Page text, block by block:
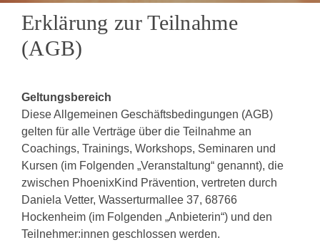
Erklärung zur Teilnahme
(AGB)
Geltungsbereich
Diese Allgemeinen Geschäftsbedingungen (AGB)
gelten für alle Verträge über die Teilnahme an
Coachings, Trainings, Workshops, Seminaren und
Kursen (im Folgenden „Veranstaltung“ genannt), die
zwischen PhoenixKind Prävention, vertreten durch
Daniela Vetter, Wasserturmallee 37, 68766
Hockenheim (im Folgenden „Anbieterin“) und den
Teilnehmer:innen geschlossen werden.